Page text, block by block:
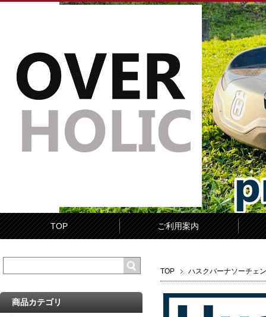
TOP ご利用案内
TOP ハスクバーナソーチェン
商品カテゴリ